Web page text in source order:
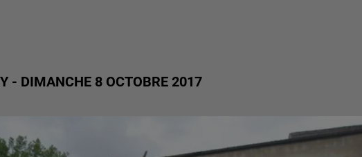
- DIMANCHE 8 OCTOBRE 2017